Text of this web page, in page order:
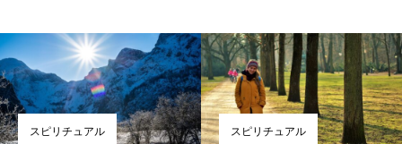
スピリチュアル スピリチュアル